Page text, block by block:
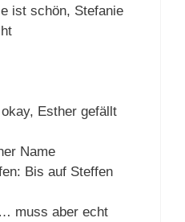
ist schön, Stefanie
Esther gefällt
Name
Bis auf Steffen
muss aber echt